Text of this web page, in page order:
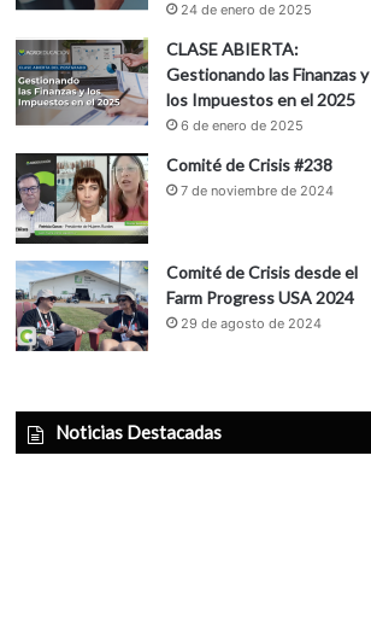
24 de enero de 2025
CLASE ABIERTA:
Gestionando las Finanzas y
los Impuestos en el 2025
6 de enero de 2025
Comité de Crisis #238
7 de noviembre de 2024
Comité de Crisis desde el
Farm Progress USA 2024
29 de agosto de 2024
Noticias Destacadas